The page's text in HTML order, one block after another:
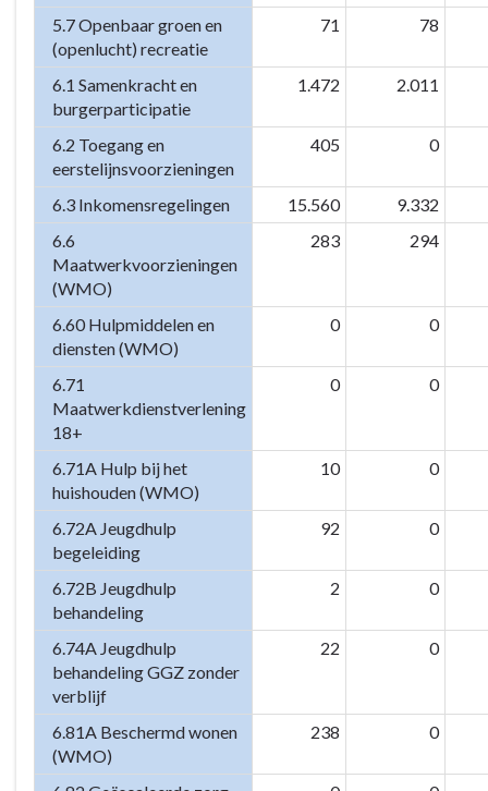
5.7 Openbaar groen en
(openlucht) recreatie
71 78
6.1 Samenkracht en
burgerparticipatie
1.472 2.011
6.2 Toegang en
eerstelijnsvoorzieningen
405 0
6.3 Inkomensregelingen 15.560
9.332
6.6
Maatwerkvoorzieningen
(WMO)
283 294
6.60 Hulpmiddelen en
diensten (WMO)
0 0
6.71
Maatwerkdienstverlening
18+
0 0
6.71A Hulp bij het
huishouden (WMO)
10 0
6.72A Jeugdhulp
begeleiding
92 0
6.72B Jeugdhulp
behandeling
2 0
6.74A Jeugdhulp
behandeling GGZ zonder
verblijf
22 0
6.81A Beschermd wonen
(WMO)
238 0